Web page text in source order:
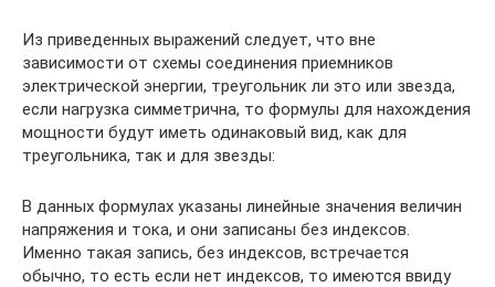
Из приведенных выражений следует, что вне
зависимости от схемы соединения приемников
электрической энергии, треугольник ли это или звезда,
если нагрузка симметрична, то формулы для нахождения
мощности будут иметь одинаковый вид, как для
треугольника, так и для звезды:
В данных формулах указаны линейные значения величин
напряжения и тока, и они записаны без индексов.
Именно такая запись, без индексов, встречается
обычно, то есть если нет индексов, то имеются ввиду